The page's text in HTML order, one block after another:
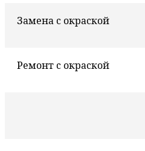
Замена с окраской
Ремонт с окраской